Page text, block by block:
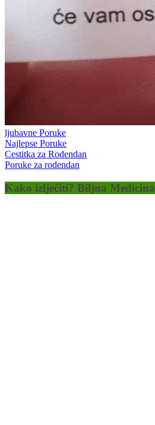
ljubavne Poruke
Najlepse Poruke
Cestitka za Rodendan
Poruke za rodendan
Kako izlječiti? Biljna Medicina